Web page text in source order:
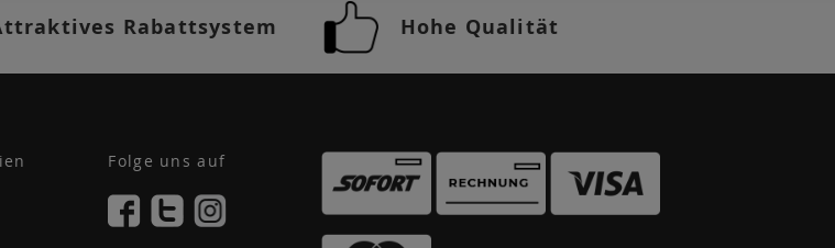
Rabattsystem Hohe Qualität
Folge uns auf